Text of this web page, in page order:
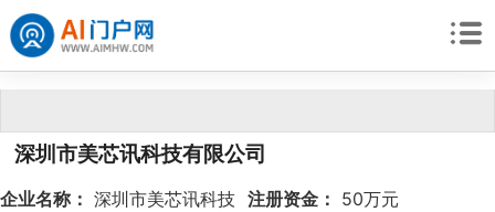
深圳市美芯讯科技有限公司
企业名称： 深圳市美芯讯科技 注册资金： 50万元